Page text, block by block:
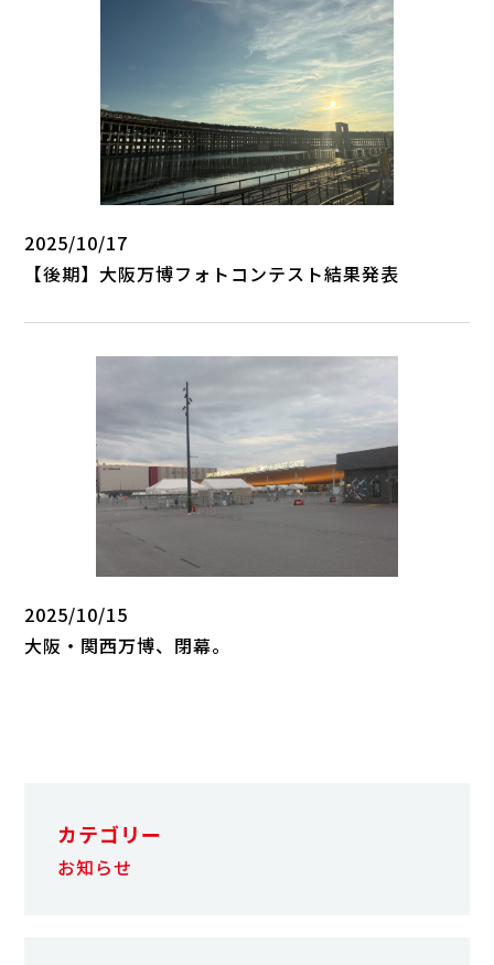
2025/10/17
【後期】大阪万博フォトコンテスト結果発表
2025/10/15
大阪・関西万博、閉幕。
カテゴリー
お知らせ